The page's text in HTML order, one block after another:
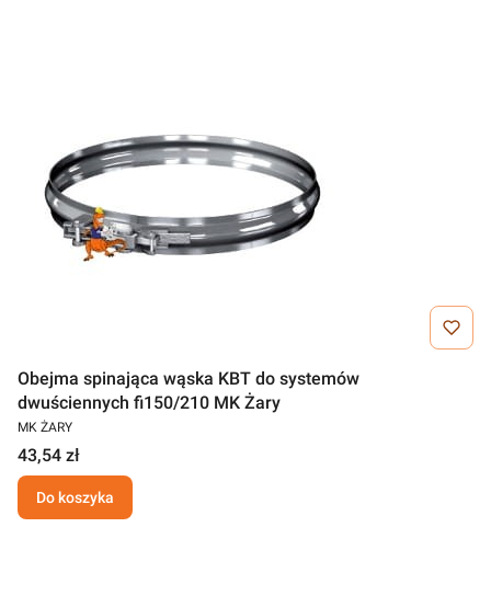
Obejma spinająca wąska KBT do systemów
dwuściennych fi150/210 MK Żary
MK ŻARY
43,54 zł
Do koszyka